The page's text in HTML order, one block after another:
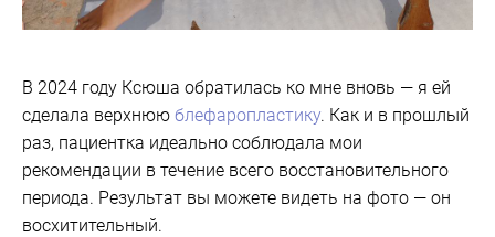
В 2024 году Ксюша обратилась ко мне вновь — я ей
сделала верхнюю блефаропластику. Как и в прошлый
раз, пациентка идеально соблюдала мои
рекомендации в течение всего восстановительного
периода. Результат вы можете видеть на фото — он
восхитительный.